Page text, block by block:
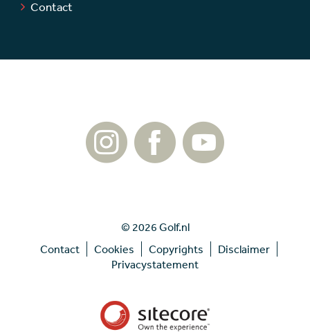
Contact
© 2026 Golf.nl
Contact
Cookies Copyrights
Disclaimer
Privacystatement